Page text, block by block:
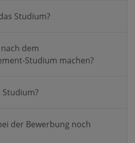
Studium?
dem
Studium machen?
Studium?
der Bewerbung noch